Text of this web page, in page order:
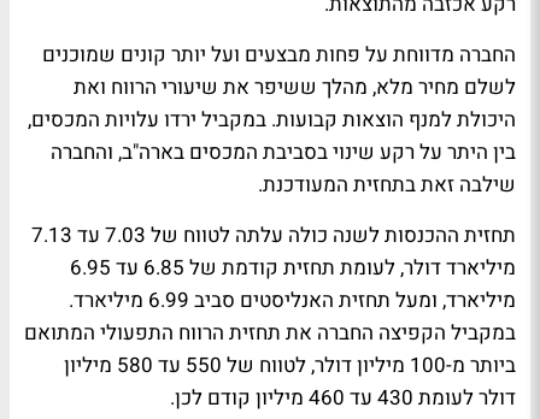
החברה מדווחת על פחות מבצעים ועל יותר קונים שמוכנים
לשלם מחיר מלא, מהלך ששיפר את שיעורי הרווח ואת
היכולת למנף הוצאות קבועות. במקביל ירדו עלויות המכסים,
בין היתר על רקע שינוי בסביבת המכסים בארה"ב, והחברה
שילבה זאת בתחזית המעודכנת.
תחזית ההכנסות לשנה כולה עלתה לטווח של 7.03 עד 7.13
מיליארד דולר, לעומת תחזית קודמת של 6.85 עד 6.95
מיליארד, ומעל תחזית האנליסטים סביב 6.99 מיליארד.
במקביל הקפיצה החברה את תחזית הרווח התפעולי המתואם
ביותר מ-100 מיליון דולר, לטווח של 550 עד 580 מיליון
דולר לעומת 430 עד 460 מיליון קודם לכן.